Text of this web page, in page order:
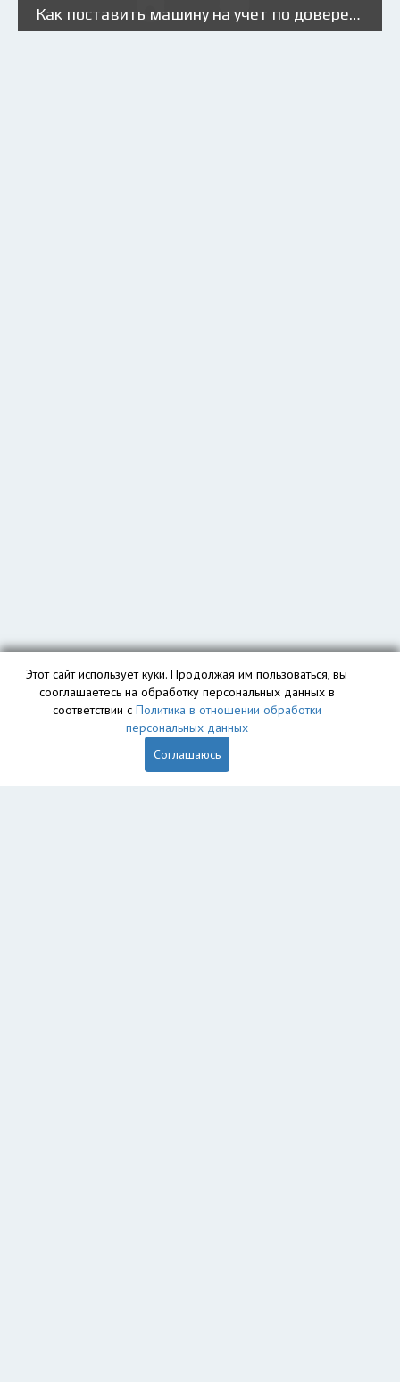
Как поставить машину на учет по доверенности?
Этот сайт использует куки. Продолжая им пользоваться, вы
сооглашаетесь на обработку персональных данных в
соответствии с Политика в отношении обработки
персональных данных
Соглашаюсь